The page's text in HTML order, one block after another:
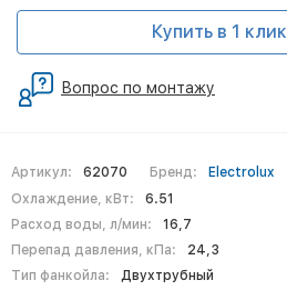
Артикул: 62070 Бренд:
Electrolux
Охлаждение, кВт:
6.51
Расход воды, л/мин:
16,7
Перепад давления, кПа:
24,3
Тип фанкойла:
Двухтрубный
Купить в 1 клик
Вопрос по монтажу